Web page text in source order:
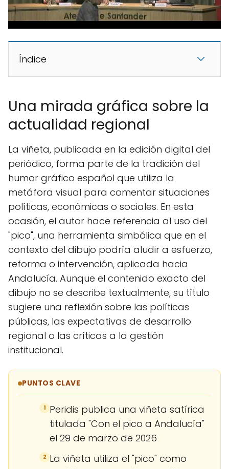
Índice
Una mirada gráfica sobre la
actualidad regional
La viñeta, publicada en la edición digital del
periódico, forma parte de la tradición del
humor gráfico español que utiliza la
metáfora visual para comentar situaciones
políticas, económicas o sociales. En esta
ocasión, el autor hace referencia al uso del
"pico", una herramienta simbólica que en el
contexto del dibujo podría aludir a esfuerzo,
reforma o intervención, aplicada hacia
Andalucía. Aunque el contenido exacto del
dibujo no se describe textualmente, su título
sugiere una reflexión sobre las políticas
públicas, las expectativas de desarrollo
regional o las críticas a la gestión
institucional.
PUNTOS CLAVE
1 Peridis publica una viñeta satírica
titulada "Con el pico a Andalucía"
el 29 de marzo de 2026
2 La viñeta utiliza el "pico" como